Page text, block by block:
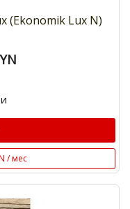
(Ekonomik Lux N)
/ мес